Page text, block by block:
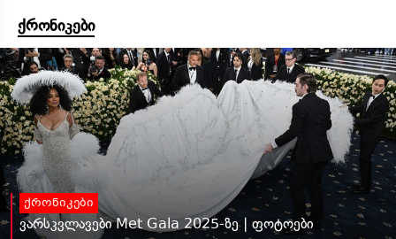
ქრონიკები
ქრონიკები
ვარსკვლავები Met Gala 2025-ზე | ფოტოები